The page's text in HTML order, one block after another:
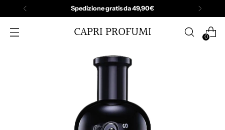
Spedizione gratis da 49,90€
CAPRI PROFUMI 0